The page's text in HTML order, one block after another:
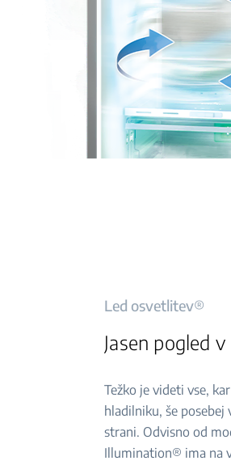
Led osvetlitev®
Jasen pogled
Težko je videti vse,
hladilniku, še
strani. Odvisno od
Illumination® ima na